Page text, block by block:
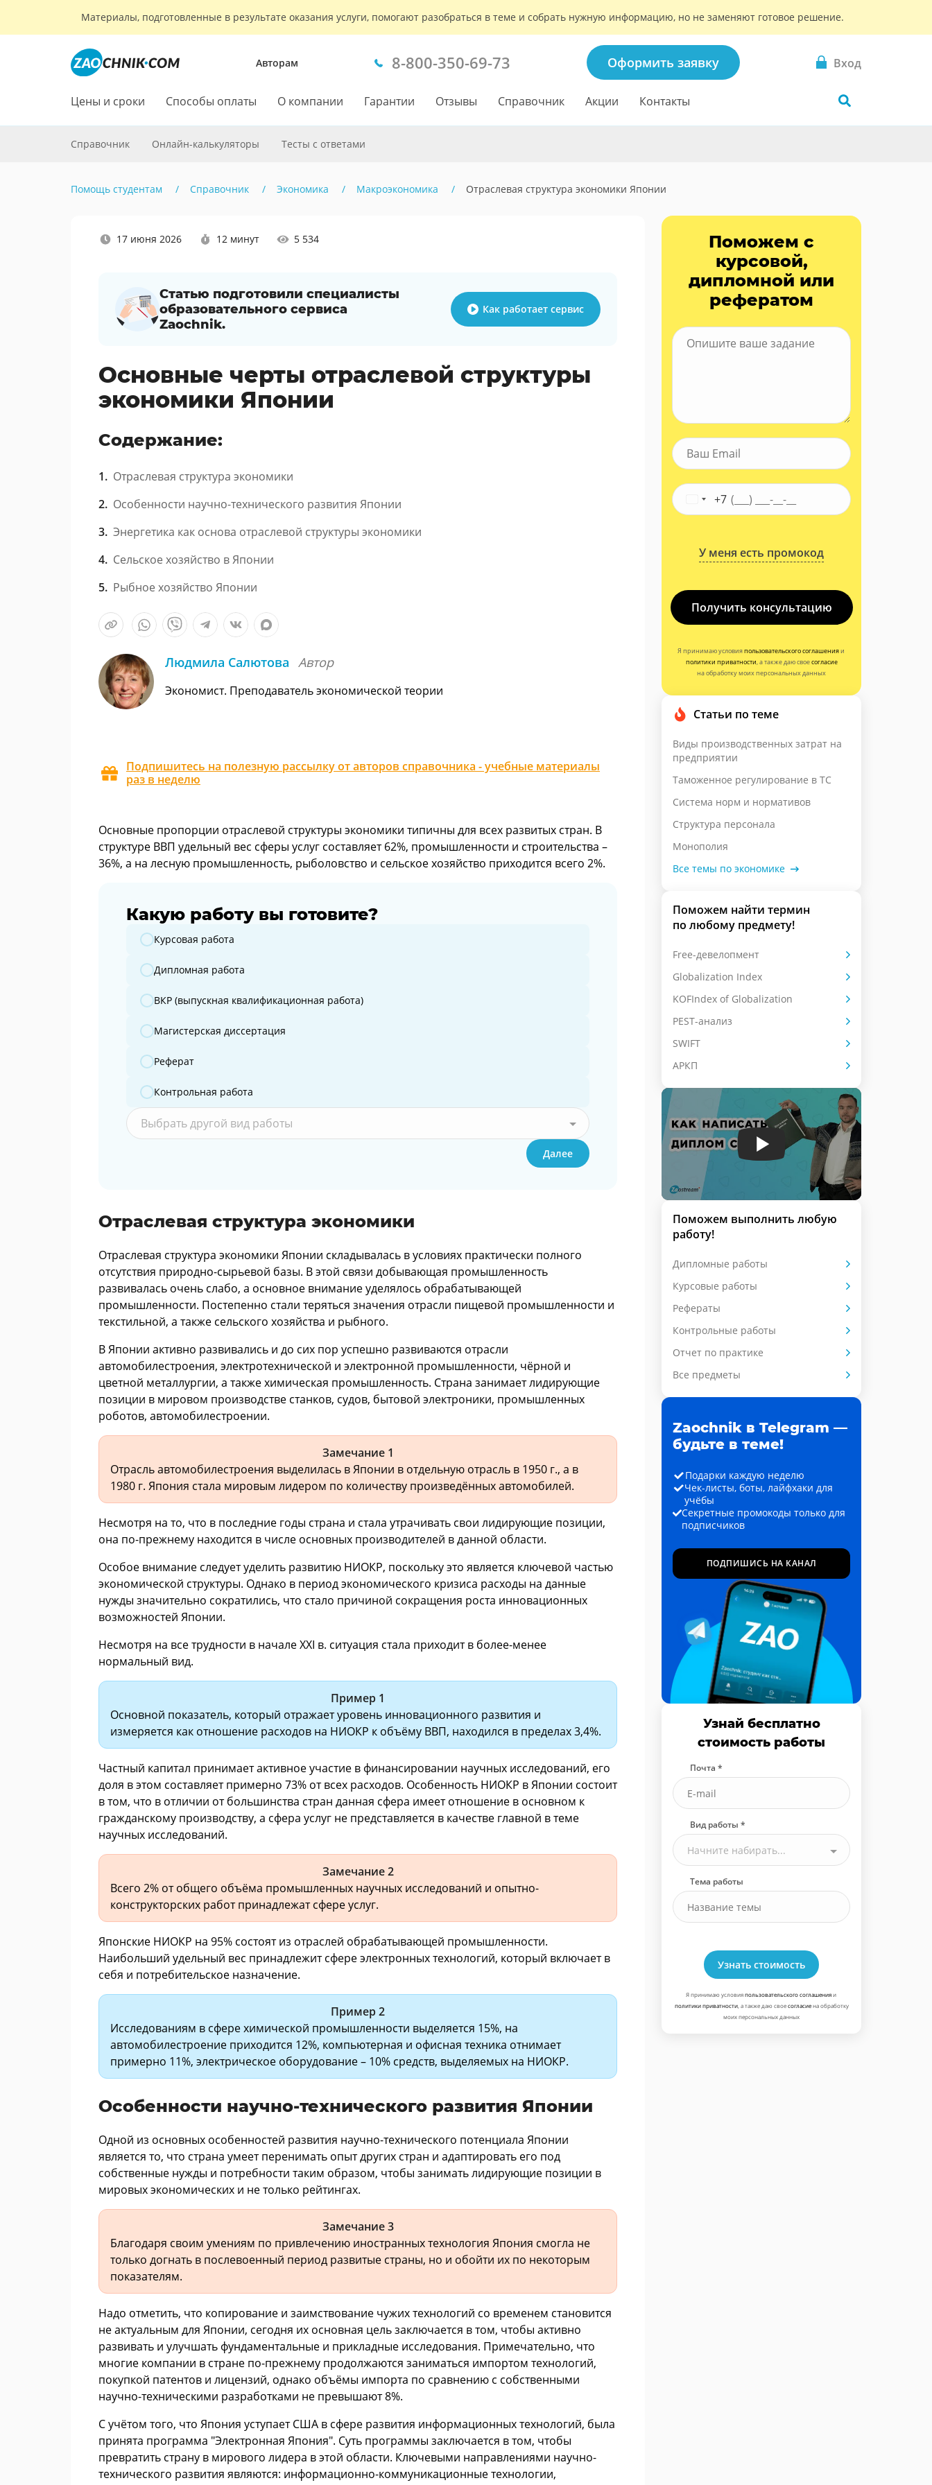
Материалы, подготовленные в результате оказания услуги, помогают разобраться в теме и собрать нужную информацию, но не заменяют готовое решение.
Авторам 8-800-350-69-73 Оформить заявку Вход
Цены и сроки Способы оплаты О компании Гарантии Отзывы Справочник Акции Контакты
Справочник Онлайн-калькуляторы Тесты с ответами
Помощь студентам Справочник Экономика Макроэкономика Отраслевая структура экономики Японии
17 июня 2026 12 минут 5 534
Статью подготовили специалисты
образовательного сервиса
Zaochnik.
Как работает сервис
Основные черты отраслевой структуры
экономики Японии
Содержание:
Отраслевая структура экономики
Особенности научно-технического развития Японии
Энергетика как основа отраслевой структуры экономики
Сельское хозяйство в Японии
Рыбное хозяйство Японии
Людмила Салютова Автор
Экономист. Преподаватель экономической теории
Подпишитесь на полезную рассылку от авторов справочника - учебные материалы
раз в неделю
Основные пропорции отраслевой структуры экономики типичны для всех развитых стран. В
структуре ВВП удельный вес сферы услуг составляет 62%, промышленности и строительства –
36%, а на лесную промышленность, рыболовство и сельское хозяйство приходится всего 2%.
Какую работу вы готовите?
Какую работу вы готовите?
Курсовая работа
Дипломная работа
ВКР (выпускная квалификационная работа)
Магистерская диссертация
Реферат
Контрольная работа
Выбрать другой вид работы
Далее
Отраслевая структура экономики
Отраслевая структура экономики Японии складывалась в условиях практически полного
отсутствия природно-сырьевой базы. В этой связи добывающая промышленность
развивалась очень слабо, а основное внимание уделялось обрабатывающей
промышленности. Постепенно стали теряться значения отрасли пищевой промышленности и
текстильной, а также сельского хозяйства и рыбного.
В Японии активно развивались и до сих пор успешно развиваются отрасли
автомобилестроения, электротехнической и электронной промышленности, чёрной и
цветной металлургии, а также химическая промышленность. Страна занимает лидирующие
позиции в мировом производстве станков, судов, бытовой электроники, промышленных
роботов, автомобилестроении.
Замечание 1
Отрасль автомобилестроения выделилась в Японии в отдельную отрасль в 1950 г., а в
1980 г. Япония стала мировым лидером по количеству произведённых автомобилей.
Несмотря на то, что в последние годы страна и стала утрачивать свои лидирующие позиции,
она по-прежнему находится в числе основных производителей в данной области.
Особое внимание следует уделить развитию НИОКР, поскольку это является ключевой частью
экономической структуры. Однако в период экономического кризиса расходы на данные
нужды значительно сократились, что стало причиной сокращения роста инновационных
возможностей Японии.
Несмотря на все трудности в начале XXI в. ситуация стала приходит в более-менее
нормальный вид.
Пример 1
Основной показатель, который отражает уровень инновационного развития и
измеряется как отношение расходов на НИОКР к объёму ВВП, находился в пределах 3,4%.
Частный капитал принимает активное участие в финансировании научных исследований, его
доля в этом составляет примерно 73% от всех расходов. Особенность НИОКР в Японии состоит
в том, что в отличии от большинства стран данная сфера имеет отношение в основном к
гражданскому производству, а сфера услуг не представляется в качестве главной в теме
научных исследований.
Замечание 2
Всего 2% от общего объёма промышленных научных исследований и опытно-
конструкторских работ принадлежат сфере услуг.
Японские НИОКР на 95% состоят из отраслей обрабатывающей промышленности.
Наибольший удельный вес принадлежит сфере электронных технологий, который включает в
себя и потребительское назначение.
Пример 2
Исследованиям в сфере химической промышленности выделяется 15%, на
автомобилестроение приходится 12%, компьютерная и офисная техника отнимает
примерно 11%, электрическое оборудование – 10% средств, выделяемых на НИОКР.
Особенности научно-технического развития Японии
Одной из основных особенностей развития научно-технического потенциала Японии
является то, что страна умеет перенимать опыт других стран и адаптировать его под
собственные нужды и потребности таким образом, чтобы занимать лидирующие позиции в
мировых экономических и не только рейтингах.
Замечание 3
Благодаря своим умениям по привлечению иностранных технология Япония смогла не
только догнать в послевоенный период развитые страны, но и обойти их по некоторым
показателям.
Надо отметить, что копирование и заимствование чужих технологий со временем становится
не актуальным для Японии, сегодня их основная цель заключается в том, чтобы активно
развивать и улучшать фундаментальные и прикладные исследования. Примечательно, что
многие компании в стране по-прежнему продолжаются заниматься импортом технологий,
покупкой патентов и лицензий, однако объёмы импорта по сравнению с собственными
научно-техническими разработками не превышают 8%.
С учётом того, что Япония уступает США в сфере развития информационных технологий, была
принята программа "Электронная Япония". Суть программы заключается в том, чтобы
превратить страну в мирового лидера в этой области. Ключевыми направлениями научно-
технического развития являются: информационно-коммуникационные технологии,
Поможем с
курсовой,
дипломной или
рефератом
+7
У меня есть промокод
Получить консультацию
Я принимаю условияпользовательского соглашенияи
политики приватности, а также даю своесогласие
на обработку моих персональных данных
Статьи по теме
Виды производственных затрат на
предприятии
Таможенное регулирование в ТС
Система норм и нормативов
Структура персонала
Монополия
Все темы по экономике
Поможем найти термин
по любому предмету!
Free-девелопмент
Globalization Index
KOFIndex of Globalization
PEST-анализ
SWIFT
АРКП
Поможем выполнить любую
работу!
Дипломные работы
Курсовые работы
Рефераты
Контрольные работы
Отчет по практике
Все предметы
Zaochnik в Telegram —
будьте в теме!
Подарки каждую неделю
Чек-листы, боты, лайфхаки для
учёбы
Секретные промокоды только для
подписчиков
ПОДПИШИСЬ НА КАНАЛ
Узнай бесплатно
стоимость работы
Почта *
Вид работы *
Начните набирать...
Тема работы
Узнать стоимость
Я принимаю условияпользовательского соглашенияи
политики приватности, а также даю своесогласиена обработку
моих персональных данных